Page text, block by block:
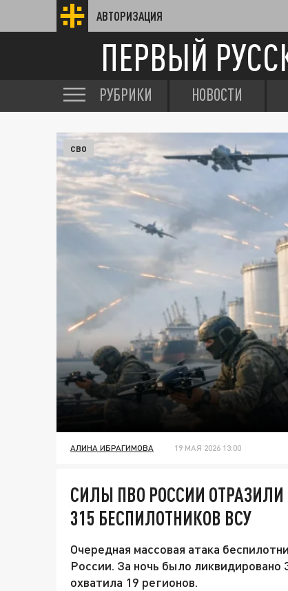
АВТОРИЗАЦИЯ
ПЕРВЫЙ
РУБРИКИ НОВОСТИ
СВО
АЛИНА ИБРАГИМОВА 19 МАЯ 2026 13:00
СИЛЫ ПВО РОССИИ
315 БЕСПИЛОТНИКОВ ВСУ
Очередная массовая атака
России. За ночь было
охватила 19 регионов.